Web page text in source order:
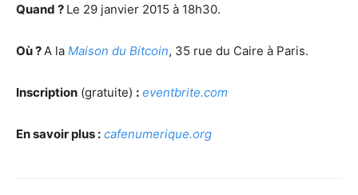
Quand ? Le 29 janvier 2015 à 18h30.
Où ? A la Maison du Bitcoin, 35 rue du Caire à Paris.
Inscription (gratuite) : eventbrite.com
En savoir plus : cafenumerique.org